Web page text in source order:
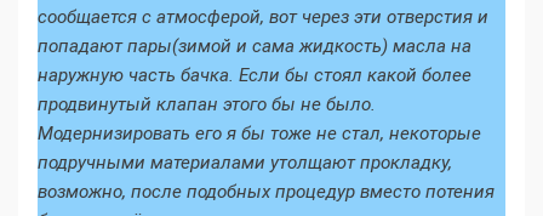
сообщается с атмосферой, вот через эти отверстия и
попадают пары(зимой и сама жидкость) масла на
наружную часть бачка. Если бы стоял какой более
продвинутый клапан этого бы не было.
Модернизировать его я бы тоже не стал, некоторые
подручными материалами утолщают прокладку,
возможно, после подобных процедур вместо потения